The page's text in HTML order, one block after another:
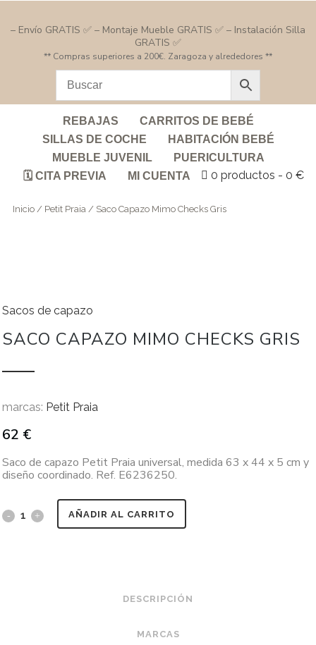
– Envío GRATIS ✅ – Montaje Mueble GRATIS ✅ – Instalación Silla
GRATIS ✅
** Compras superiores a 200€. Zaragoza y alrededores **
REBAJAS
CARRITOS DE BEBÉ
SILLAS DE COCHE
HABITACIÓN BEBÉ
MUEBLE JUVENIL
PUERICULTURA
🗓️ CITA PREVIA
MI CUENTA 0 productos 0 €
Inicio / Petit Praia / Saco Capazo Mimo Checks Gris
Sacos de capazo
SACO CAPAZO MIMO CHECKS GRIS
marcas: Petit Praia
62 €
Saco de capazo Petit Praia universal, medida 63 x 44 x 5 cm y
diseño coordinado. Ref. E6236250.
AÑADIR AL CARRITO
DESCRIPCIÓN
MARCAS